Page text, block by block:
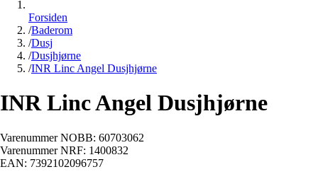
Forsiden
/Baderom
/Dusj
/Dusjhjørne
/INR Linc Angel Dusjhjørne
INR Linc Angel Dusjhjørne
Varenummer NOBB: 60703062
Varenummer NRF: 1400832
EAN: 7392102096757